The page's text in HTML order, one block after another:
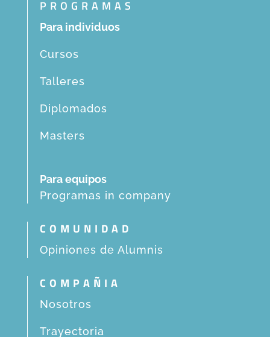
PROGRAMAS
Para individuos
Cursos
Talleres
Diplomados
Masters
Para equipos
Programas in company
COMUNIDAD
Opiniones de Alumnis
COMPAÑIA
Nosotros
Trayectoria